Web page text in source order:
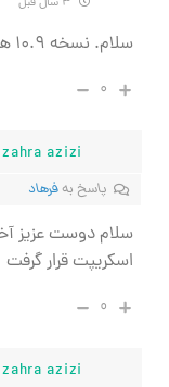
سلام. نسخه ۱۰.۹ هم اومده. ممنون میشم بروزرسانی بفرمایید
۰
zahra azizi
پاسخ بهفرهاد
سلام دوست عزیز
اسکریپت قرار گرفت
۰
zahra azizi